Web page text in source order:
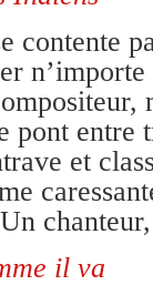
contente
pont entre
et
Un
il va